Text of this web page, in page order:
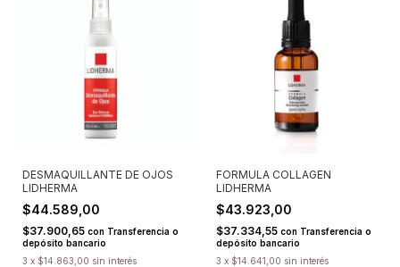
DESMAQUILLANTE DE OJOS
LIDHERMA
$44.589,00
$37.900,65 con Transferencia o
depósito bancario
3 x $14.863,00 sin interés
FORMULA COLLAGEN
LIDHERMA
$43.923,00
$37.334,55 con Transferencia o
depósito bancario
3 x $14.641,00 sin interés